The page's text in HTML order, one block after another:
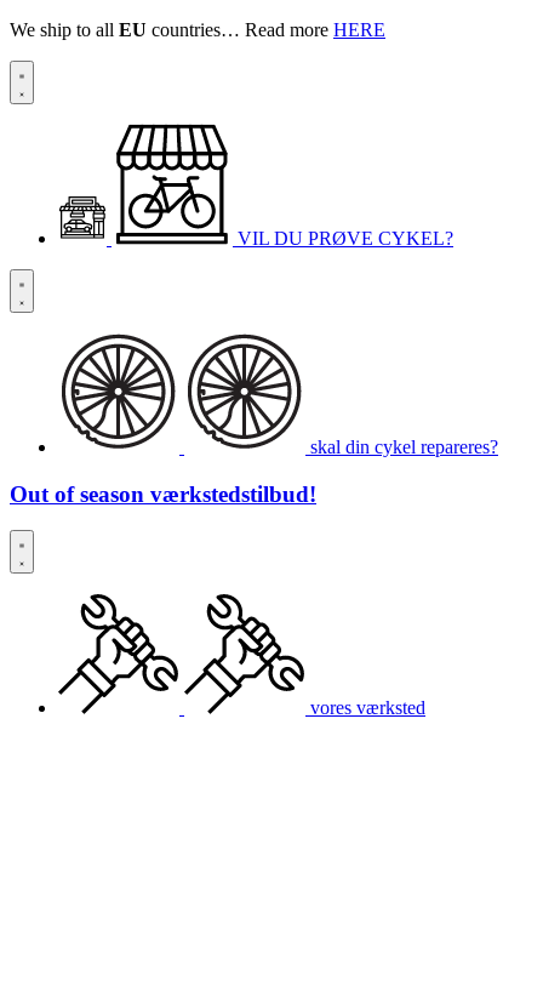
We ship to all EU countries… Read more HERE
VIL DU PRØVE CYKEL?
skal din cykel repareres?
Out of season værkstedstilbud!
vores værksted